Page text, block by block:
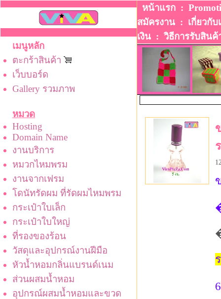
เมนูหลัก
ตะกร้าสินค้า
เว็บบอร์ด
Gallery รวมภาพ
หมวด
Hosting
Domain Name
งานบริการ
หมวกไหมพรม
งานจากเฟรม
โดนัทรัดผม ที่รัดผมไหมพรม
กระเป๋าใบเล็ก
กระเป๋าใบใหญ่
ที่รองของร้อน
วัสดุและอุปกรณ์งานฝีมือ
หัวน้ำหอมกลิ่นแบรนด์เนม
ส่วนผสมน้ำหอม
อุปกรณ์ผสมน้ำหอมและขวด
หน้าแรก :
สมัครงาน : เกี่ยวกับ
เงิน :วิธีการรับสินค้